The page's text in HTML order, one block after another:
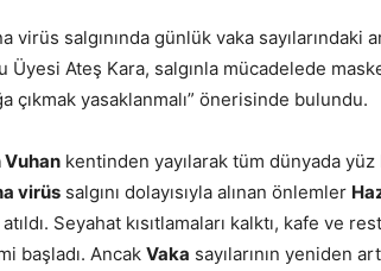
virüs salgınında günlük vaka
Üyesi Ateş Kara, salgınla mücadelede
çıkmak yasaklanmalı” önerisinde bulundu.
Vuhan kentinden yayılarak tüm dünyada
virüs salgını dolayısıyla alınan önlemler
atıldı. Seyahat kısıtlamaları kalktı, kafe ve
başladı. Ancak Vaka sayılarının yeniden